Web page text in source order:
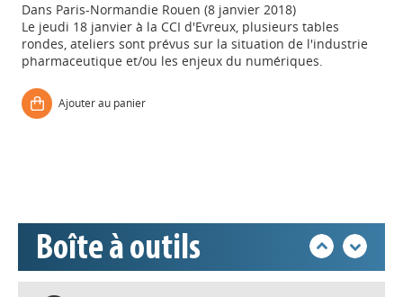
Dans Paris-Normandie Rouen (8 janvier 2018)
Le jeudi 18 janvier à la CCI d'Evreux, plusieurs tables
rondes, ateliers sont prévus sur la situation de l'industrie
pharmaceutique et/ou les enjeux du numériques.
Ajouter au panier
Boîte à outils
Appels à projets
Base documentaire